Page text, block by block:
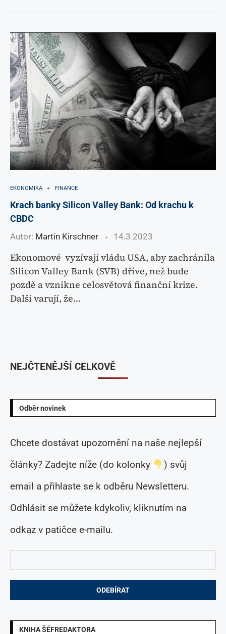
EKONOMIKA FINANCE
Krach banky Silicon Valley Bank: Od krachu k
CBDC
Autor: Martin Kirschner 14.3.2023
Ekonomové vyzívají vládu USA, aby zachránila
Silicon Valley Bank (SVB) dříve, než bude
pozdě a vznikne celosvětová finanční krize.
Další varují, že…
Odběr novinek
Chcete dostávat upozornění na naše nejlepší
články? Zadejte níže (do kolonky
) svůj
email a přihlaste se k odběru Newsletteru.
Odhlásit se můžete kdykoliv, kliknutím na
odkaz v patičce e-mailu.
KNIHA ŠÉFREDAKTORA
NEJČTENĚJŠÍ CELKOVĚ